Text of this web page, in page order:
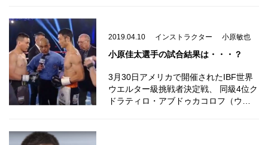
2019.04.10 インストラクター 小原敏也
小原佳太選手の試合結果は・・・？
3月30日アメリカで開催されたIBF世界
ウエルター級挑戦者決定戦、 同級4位ク
ドラティロ・アブドゥカコロフ（ウ…